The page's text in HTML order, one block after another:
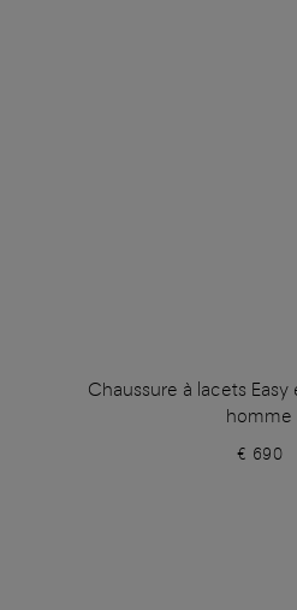
Chaussure à lacets
homme
€ 690